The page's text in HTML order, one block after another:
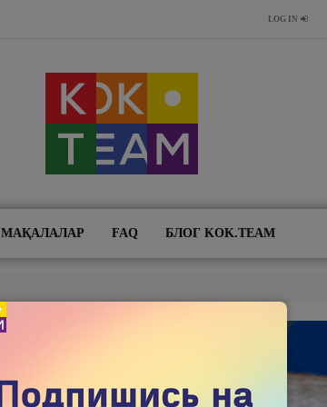
LOG IN
МАҚАЛАЛАР FAQ БЛОГ KOK.TEAM